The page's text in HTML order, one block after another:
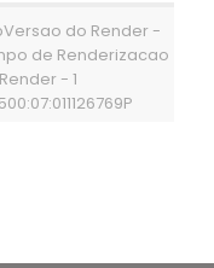
do Render -
de Renderizacao
- 1